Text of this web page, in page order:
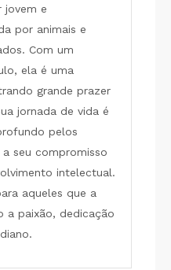
jovem e
por animais e
Com um
ela é uma
grande prazer
jornada de vida é
pelos
seu compromisso
intelectual.
aqueles que a
a paixão, dedicação